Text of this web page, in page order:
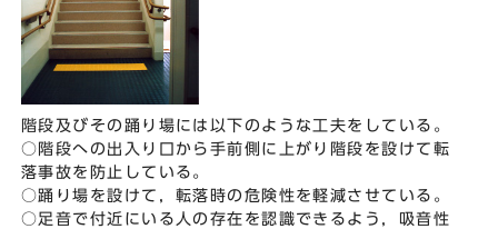
階段及びその踊り場には以下のような工夫をしている。
○階段への出入り口から手前側に上がり階段を設けて転
落事故を防止している。
○踊り場を設けて，転落時の危険性を軽減させている。
○足音で付近にいる人の存在を認識できるよう，吸音性